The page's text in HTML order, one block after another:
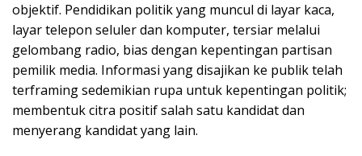
objektif. Pendidikan politik yang muncul di layar kaca,
layar telepon seluler dan komputer, tersiar melalui
gelombang radio, bias dengan kepentingan partisan
pemilik media. Informasi yang disajikan ke publik telah
terframing sedemikian rupa untuk kepentingan politik;
membentuk citra positif salah satu kandidat dan
menyerang kandidat yang lain.